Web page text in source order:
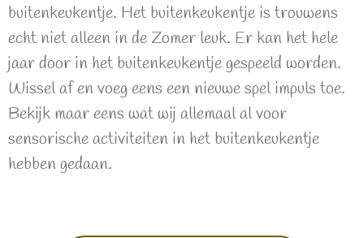
buitenkeukentje. Het buitenkeukentje is trouwens
echt niet alleen in de Zomer leuk. Er kan het hele
jaar door in het buitenkeukentje gespeeld worden.
Wissel af en voeg eens een nieuwe spel impuls toe.
Bekijk maar eens wat wij allemaal al voor
sensorische activiteiten in het buitenkeukentje
hebben gedaan.